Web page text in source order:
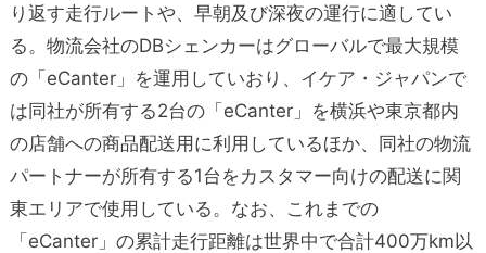
り返す走行ルートや、早朝及び深夜の運行に適してい
る。物流会社のDBシェンカーはグローバルで最大規模
の「eCanter」を運用していおり、イケア・ジャパンで
は同社が所有する2台の「eCanter」を横浜や東京都内
の店舗への商品配送用に利用しているほか、同社の物流
パートナーが所有する1台をカスタマー向けの配送に関
東エリアで使用している。なお、これまでの
「eCanter」の累計走行距離は世界中で合計400万km以